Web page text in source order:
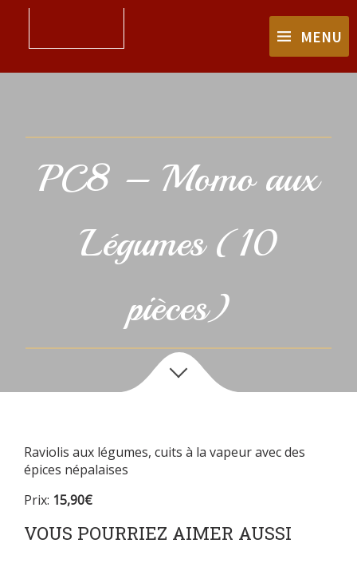
MENU
PC8 – Momo aux
Légumes (10
pièces)
Raviolis aux légumes, cuits à la vapeur avec des
épices népalaises
Prix: 15,90€
VOUS POURRIEZ AIMER AUSSI